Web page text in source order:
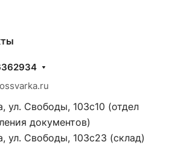
ул. Свободы, 103с10 (отдел
документов)
ул. Свободы, 103с23 (склад)